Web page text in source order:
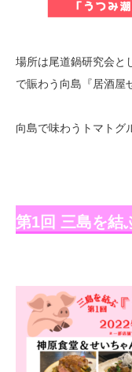
場所は尾道鍋研究会と
で賑わう向島『居酒屋
向島で味わうトマトグ
第1回 三島を結